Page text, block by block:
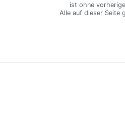
ist ohne
Alle auf dieser Seite